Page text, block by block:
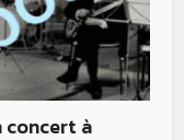
concert à